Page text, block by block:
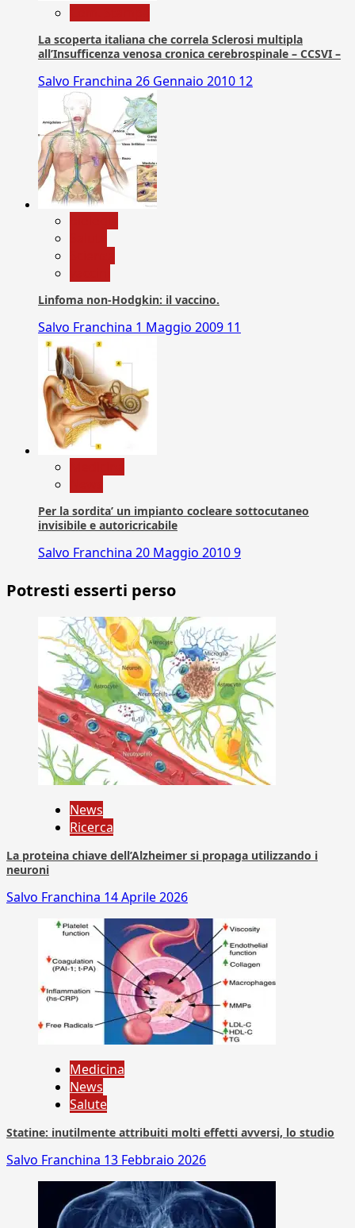
La scoperta italiana che correla Sclerosi multipla
all’Insufficenza venosa cronica cerebrospinale – CCSVI –
Salvo Franchina 26 Gennaio 2010 12
Linfoma non-Hodgkin: il vaccino.
Salvo Franchina 1 Maggio 2009 11
Per la sordita’ un impianto cocleare sottocutaneo
invisibile e autoricricabile
Salvo Franchina 20 Maggio 20109
Potresti esserti perso
News
Ricerca
La proteina chiave dell’Alzheimer si propaga utilizzando i
neuroni
Salvo Franchina 14 Aprile 2026
Medicina
News
Salute
Statine: inutilmente attribuiti molti effetti avversi, lo studio
Salvo Franchina 13 Febbraio 2026